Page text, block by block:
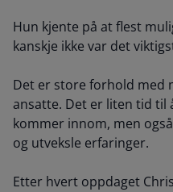
Hun kjente på at flest
kanskje ikke var det
Det er store forhold med
ansatte. Det er liten tid til
kommer innom, men
og utveksle erfaringer.
Etter hvert oppdaget